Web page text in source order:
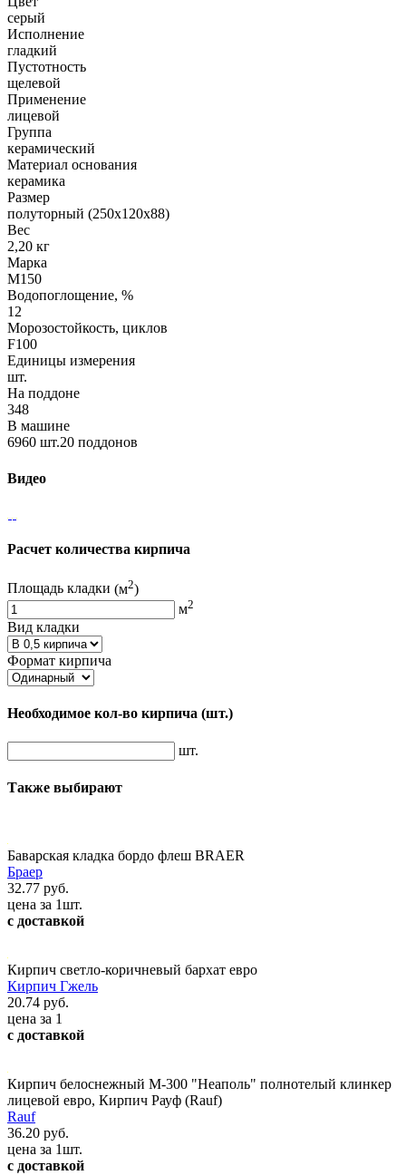
серый
Исполнение
гладкий
Пустотность
щелевой
Применение
лицевой
Группа
керамический
Материал основания
керамика
Размер
полуторный (250х120х88)
Вес
2,20 кг
Марка
М150
Водопоглощение, %
12
Морозостойкость, циклов
F100
Единицы измерения
шт.
На поддоне
348
В машине
6960 шт.20 поддонов
Видео
Расчет количества кирпича
Площадь кладки (м2)
м2
Вид кладки
Формат кирпича
Необходимое кол-во кирпича (шт.)
шт.
Также выбирают
Баварская кладка бордо флеш BRAER
Браер
32.77 руб.
цена за 1шт.
с доставкой
Кирпич светло-коричневый бархат евро
Кирпич Гжель
20.74 руб.
цена за 1
с доставкой
Кирпич белоснежный М-300 "Неаполь" полнотелый клинкер
лицевой евро, Кирпич Рауф (Rauf)
Rauf
36.20 руб.
цена за 1шт.
с доставкой